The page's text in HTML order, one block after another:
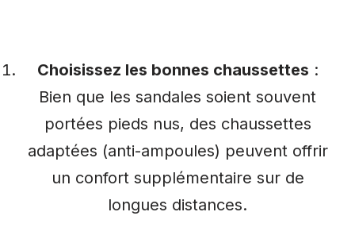
Choisissez les bonnes chaussettes :
Bien que les sandales soient souvent
portées pieds nus, des chaussettes
adaptées (anti-ampoules) peuvent offrir
un confort supplémentaire sur de
longues distances.